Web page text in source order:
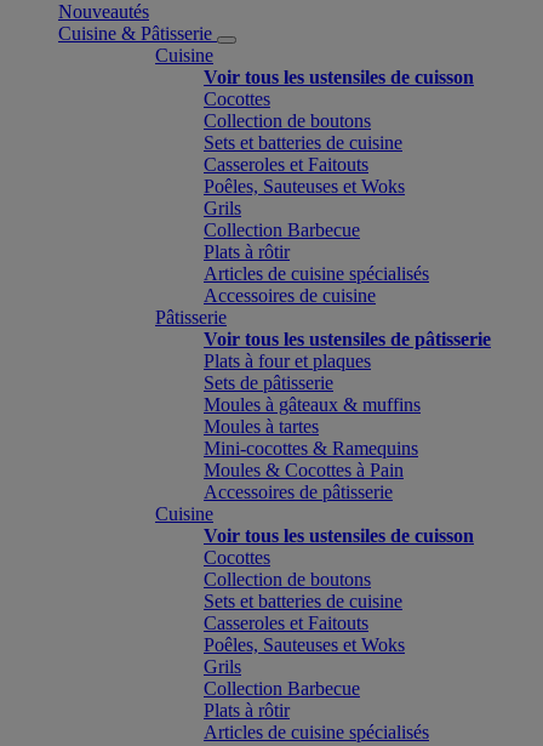
Nouveautés
Cuisine & Pâtisserie
Cuisine
Voir tous les ustensiles de cuisson
Cocottes
Collection de boutons
Sets et batteries de cuisine
Casseroles et Faitouts
Poêles, Sauteuses et Woks
Grils
Collection Barbecue
Plats à rôtir
Articles de cuisine spécialisés
Accessoires de cuisine
Pâtisserie
Voir tous les ustensiles de pâtisserie
Plats à four et plaques
Sets de pâtisserie
Moules à gâteaux & muffins
Moules à tartes
Mini-cocottes & Ramequins
Moules & Cocottes à Pain
Accessoires de pâtisserie
Cuisine
Voir tous les ustensiles de cuisson
Cocottes
Collection de boutons
Sets et batteries de cuisine
Casseroles et Faitouts
Poêles, Sauteuses et Woks
Grils
Collection Barbecue
Plats à rôtir
Articles de cuisine spécialisés